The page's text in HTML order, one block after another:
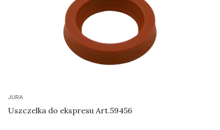
JURA
Uszczelka do ekspresu Art.59456